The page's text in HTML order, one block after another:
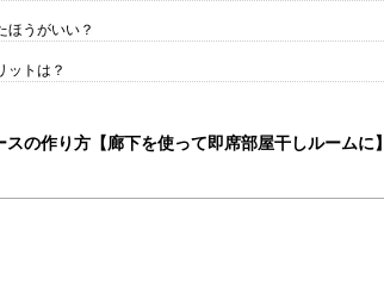
ほうがいい？
ットは？
の作り方【廊下を使って即席部屋干しルームに】